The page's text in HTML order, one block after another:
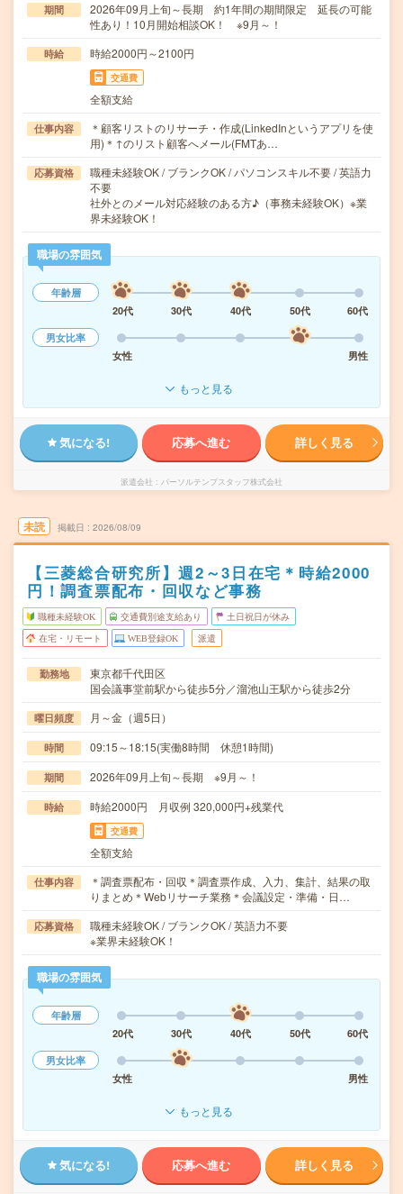
期間
2026年09月上旬～長期 約1年間の期間限定 延長の可能
性あり！10月開始相談OK！ ※9月～！
時給 時給2000円～2100円
交通費
全額支給
仕事内容
＊顧客リストのリサーチ・作成(LinkedInというアプリを使
用)＊↑のリスト顧客へメール(FMTあ…
応募資格
職種未経験OK / ブランクOK / パソコンスキル不要 / 英語力
不要
社外とのメール対応経験のある方♪（事務未経験OK）※業
界未経験OK！
職場の雰囲気
年齢層
20代
30代 40代 50代
60代
男女比率
女性
男性
もっと見る
気になる! 応募へ進む 詳しく見る
派遣会社 パーソルテンプスタッフ株式会社
未読 掲載日 2026/08/09
【三菱総合研究所】週2～3日在宅＊時給2000
円！調査票配布・回収など事務
職種未経験OK 交通費別途支給あり 土日祝日が休み
在宅・リモート WEB登録OK 派遣
勤務地
東京都千代田区
国会議事堂前駅から徒歩5分／溜池山王駅から徒歩2分
曜日頻度 月～金（週5日）
時間 09:15～18:15(実働8時間 休憩1時間)
期間 2026年09月上旬～長期 ※9月～！
時給 時給2000円 月収例 320,000円+残業代
交通費
全額支給
仕事内容
＊調査票配布・回収＊調査票作成、入力、集計、結果の取
りまとめ＊Webリサーチ業務＊会議設定・準備・日…
応募資格
職種未経験OK / ブランクOK / 英語力不要
※業界未経験OK！
職場の雰囲気
年齢層
20代
30代 40代 50代
60代
男女比率
女性
男性
もっと見る
気になる! 応募へ進む 詳しく見る